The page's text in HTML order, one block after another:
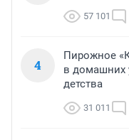
57 101
4
Пирожное
в домашних
детства
31 011